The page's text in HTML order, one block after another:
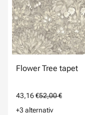
Flower Tree tapet
43,16 €52,00 €
+3 alternativ